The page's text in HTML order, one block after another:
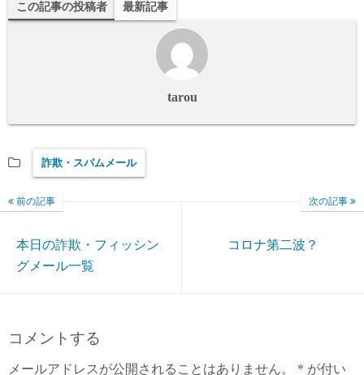
この記事の投稿者 最新記事
tarou
詐欺・スパムメール
前の記事
本日の詐欺・フィッシン
グメール一覧
次の記事
コロナ第二波？
コメントする
メールアドレスが公開されることはありません。 * が付い